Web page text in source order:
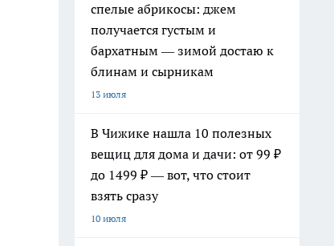
спелые абрикосы: джем
получается густым и
бархатным — зимой достаю к
блинам и сырникам
13 июля
В Чижике нашла 10 полезных
вещиц для дома и дачи: от 99 ₽
до 1499 ₽ — вот, что стоит
взять сразу
10 июля